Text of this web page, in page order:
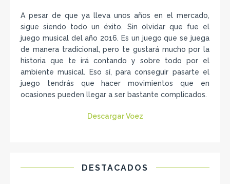
A pesar de que ya lleva unos años en el mercado,
sigue siendo todo un éxito. Sin olvidar que fue el
juego musical del año 2016. Es un juego que se juega
de manera tradicional, pero te gustará mucho por la
historia que te irá contando y sobre todo por el
ambiente musical. Eso sí, para conseguir pasarte el
juego tendrás que hacer movimientos que en
ocasiones pueden llegar a ser bastante complicados.
Descargar Voez
DESTACADOS